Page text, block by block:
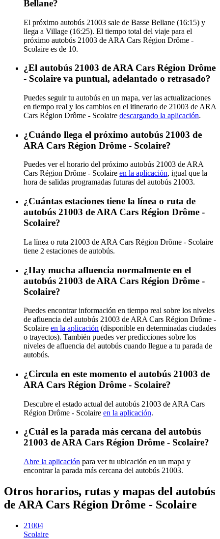
Bellane?
El próximo autobús 21003 sale de Basse Bellane (16:15) y
llega a Village (16:25). El tiempo total del viaje para el
próximo autobús 21003 de ARA Cars Région Drôme -
Scolaire es de 10.
¿El autobús 21003 de ARA Cars Région Drôme
- Scolaire va puntual, adelantado o retrasado?
Puedes seguir tu autobús en un mapa, ver las actualizaciones
en tiempo real y los cambios en el itinerario de 21003 de ARA
Cars Région Drôme - Scolaire descargando la aplicación.
¿Cuándo llega el próximo autobús 21003 de
ARA Cars Région Drôme - Scolaire?
Puedes ver el horario del próximo autobús 21003 de ARA
Cars Région Drôme - Scolaire en la aplicación, igual que la
hora de salidas programadas futuras del autobús 21003.
¿Cuántas estaciones tiene la línea o ruta de
autobús 21003 de ARA Cars Région Drôme -
Scolaire?
La línea o ruta 21003 de ARA Cars Région Drôme - Scolaire
tiene 2 estaciones de autobús.
¿Hay mucha afluencia normalmente en el
autobús 21003 de ARA Cars Région Drôme -
Scolaire?
Puedes encontrar información en tiempo real sobre los niveles
de afluencia del autobús 21003 de ARA Cars Région Drôme -
Scolaire en la aplicación (disponible en determinadas ciudades
o trayectos). También puedes ver predicciones sobre los
niveles de afluencia del autobús cuando llegue a tu parada de
autobús.
¿Circula en este momento el autobús 21003 de
ARA Cars Région Drôme - Scolaire?
Descubre el estado actual del autobús 21003 de ARA Cars
Région Drôme - Scolaire en la aplicación.
¿Cuál es la parada más cercana del autobús
21003 de ARA Cars Région Drôme - Scolaire?
Abre la aplicación para ver tu ubicación en un mapa y
encontrar la parada más cercana del autobús 21003.
Otros horarios, rutas y mapas del autobús
de ARA Cars Région Drôme - Scolaire
21004
Scolaire